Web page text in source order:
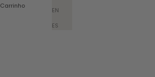
EN
ES
Carrinho